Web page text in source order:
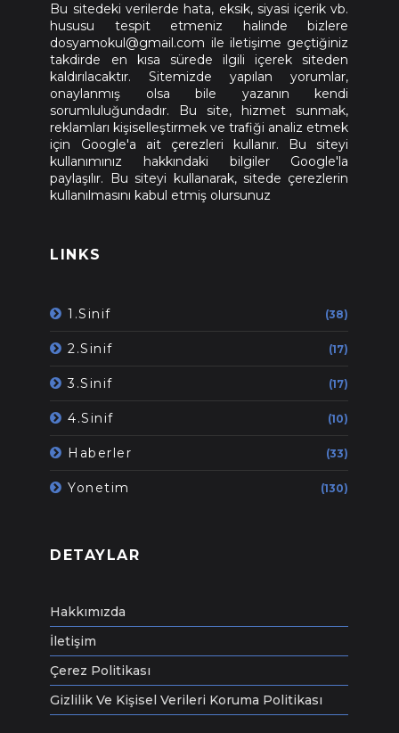
Bu sitedeki verilerde hata, eksik, siyasi içerik vb.
hususu tespit etmeniz halinde bizlere
dosyamokul@gmail.com ile iletişime geçtiğiniz
takdirde en kısa sürede ilgili içerek siteden
kaldırılacaktır. Sitemizde yapılan yorumlar,
onaylanmış olsa bile yazanın kendi
sorumluluğundadır. Bu site, hizmet sunmak,
reklamları kişiselleştirmek ve trafiği analiz etmek
için Google'a ait çerezleri kullanır. Bu siteyi
kullanımınız hakkındaki bilgiler Google'la
paylaşılır. Bu siteyi kullanarak, sitede çerezlerin
kullanılmasını kabul etmiş olursunuz
LINKS
1.Sinif (38)
2.Sinif (17)
3.Sinif (17)
4.Sinif (10)
Haberler (33)
Yonetim (130)
DETAYLAR
Hakkımızda
İletişim
Çerez Politikası
Gizlilik Ve Kişisel Verileri Koruma Politikası